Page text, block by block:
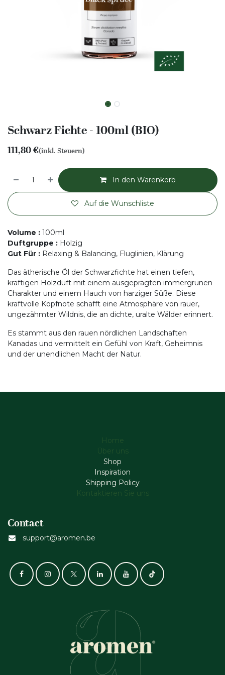
Schwarz Fichte - 100ml (BIO)
111,80€(inkl. Steuern)
In den Warenkorb
Auf die Wunschliste
Volume : 100ml
Duftgruppe : Holzig
Gut Für : Relaxing & Balancing, Fluglinien, Klärung
Das ätherische Öl der Schwarzfichte hat einen tiefen,
kräftigen Holzduft mit einem ausgeprägten immergrünen
Charakter und einem Hauch von harziger Süße. Diese
kraftvolle Kopfnote schafft eine Atmosphäre von rauer,
ungezähmter Wildnis, die an dichte, uralte Wälder erinnert.
Es stammt aus den rauen nördlichen Landschaften
Kanadas und vermittelt ein Gefühl von Kraft, Geheimnis
und der unendlichen Macht der Natur.
Home
Über uns
Shop
Inspiration
Shipping Policy
Kontaktieren Sie uns
Contact
support@aromen.be